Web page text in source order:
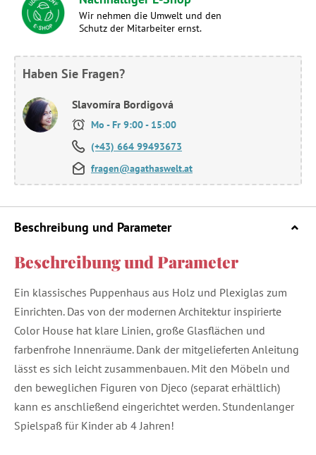
Wir nehmen die Umwelt und den
Schutz der Mitarbeiter ernst.
Haben Sie Fragen?
Slavomíra Bordigová
Mo - Fr 9:00 - 15:00
(+43) 664 99493673
fragen@agathaswelt.at
Beschreibung und Parameter
Beschreibung und Parameter
Ein klassisches Puppenhaus aus Holz und Plexiglas zum
Einrichten. Das von der modernen Architektur inspirierte
Color House hat klare Linien, große Glasflächen und
farbenfrohe Innenräume. Dank der mitgelieferten Anleitung
lässt es sich leicht zusammenbauen. Mit den Möbeln und
den beweglichen Figuren von Djeco (separat erhältlich)
kann es anschließend eingerichtet werden. Stundenlanger
Spielspaß für Kinder ab 4 Jahren!